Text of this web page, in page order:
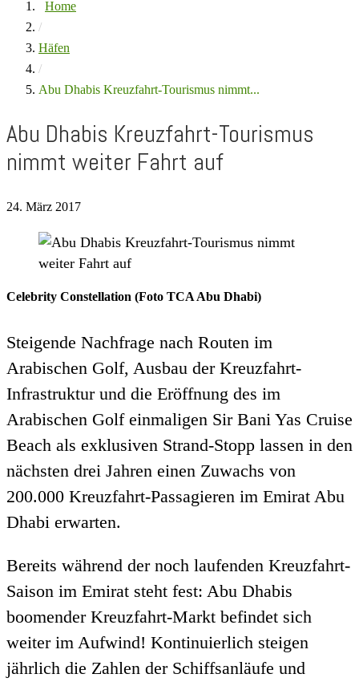
Home
/
Häfen
/
Abu Dhabis Kreuzfahrt-Tourismus nimmt...
Abu Dhabis Kreuzfahrt-Tourismus
nimmt weiter Fahrt auf
24. März 2017
Celebrity Constellation (Foto TCA Abu Dhabi)
Steigende Nachfrage nach Routen im
Arabischen Golf, Ausbau der Kreuzfahrt-
Infrastruktur und die Eröffnung des im
Arabischen Golf einmaligen Sir Bani Yas Cruise
Beach als exklusiven Strand-Stopp lassen in den
nächsten drei Jahren einen Zuwachs von
200.000 Kreuzfahrt-Passagieren im Emirat Abu
Dhabi erwarten.
Bereits während der noch laufenden Kreuzfahrt-
Saison im Emirat steht fest: Abu Dhabis
boomender Kreuzfahrt-Markt befindet sich
weiter im Aufwind! Kontinuierlich steigen
jährlich die Zahlen der Schiffsanläufe und